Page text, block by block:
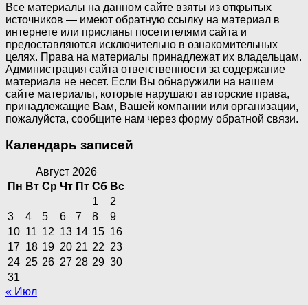
Все материалы на данном сайте взяты из открытых
источников — имеют обратную ссылку на материал в
интернете или присланы посетителями сайта и
предоставляются исключительно в ознакомительных
целях. Права на материалы принадлежат их владельцам.
Администрация сайта ответственности за содержание
материала не несет. Если Вы обнаружили на нашем
сайте материалы, которые нарушают авторские права,
принадлежащие Вам, Вашей компании или организации,
пожалуйста, сообщите нам через форму обратной связи.
Календарь записей
Август 2026
Пн Вт Ср Чт Пт Сб Вс
1
2
3
4 5 6 7 8
9
10 11 12 13 14 15 16
17 18 19 20 21 22 23
24 25 26 27 28 29 30
31
« Июл